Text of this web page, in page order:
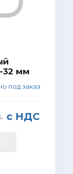
32 мм
под заказ
с НДС